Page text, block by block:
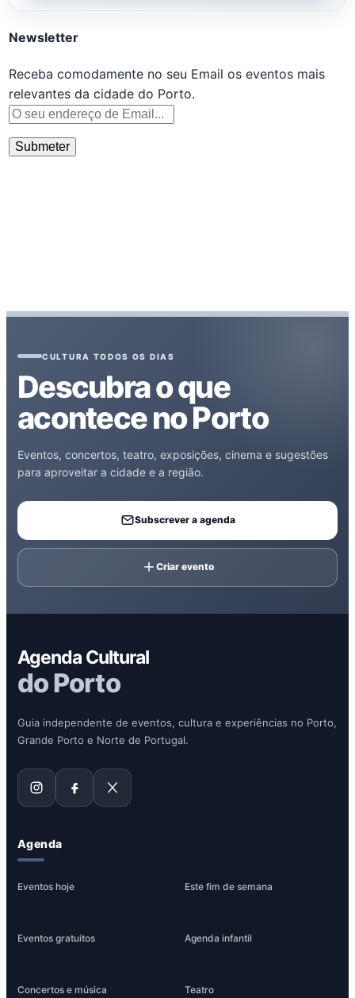
Newsletter
Receba comodamente no seu Email os eventos mais
relevantes da cidade do Porto.
CULTURA TODOS OS DIAS
Descubra o que
acontece no Porto
Eventos, concertos, teatro, exposições, cinema e sugestões
para aproveitar a cidade e a região.
Subscrever a agenda
Criar evento
Agenda Cultural
do Porto
Guia independente de eventos, cultura e experiências no Porto,
Grande Porto e Norte de Portugal.
Agenda
Eventos hoje Este fim de semana
Eventos gratuitos Agenda infantil
Concertos e música Teatro